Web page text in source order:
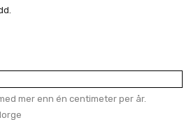
mer enn én centimeter per år.